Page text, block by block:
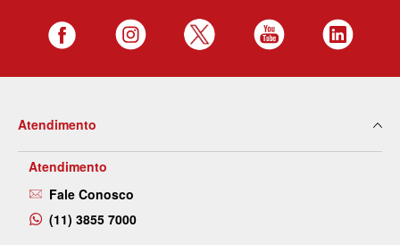
Atendimento
Atendimento
Fale Conosco
(11) 3855 7000